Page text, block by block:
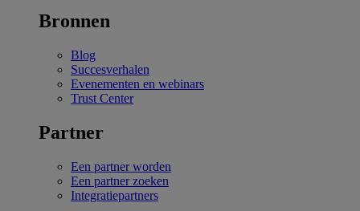
Bronnen
Blog
Succesverhalen
Evenementen en webinars
Trust Center
Partner
Een partner worden
Een partner zoeken
Integratiepartners